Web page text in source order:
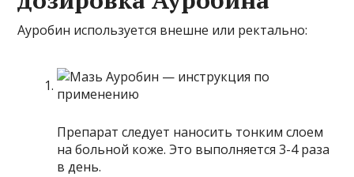
Ауробин используется внешне или ректально:
Препарат следует наносить тонким слоем
на больной коже. Это выполняется 3-4 раза
в день.